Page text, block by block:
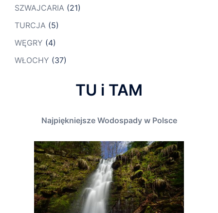
SZWAJCARIA (21)
TURCJA (5)
WĘGRY (4)
WŁOCHY (37)
TU i TAM
Najpiękniejsze Wodospady w Polsce